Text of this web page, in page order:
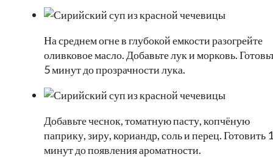
На среднем огне в глубокой емкости разогрейте
оливковое масло. Добавьте лук и морковь.
5 минут до прозрачности лука.
Добавьте чеснок, томатную пасту, копчёную
паприку, зиру, кориандр, соль и перец. Готовить
минут до появления ароматности.